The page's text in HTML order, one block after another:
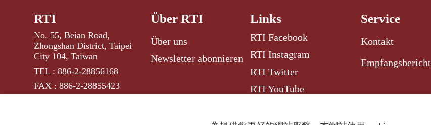
RTI
No. 55, Beian Road,
Zhongshan District, Taipei
City 104, Taiwan
TEL : 886-2-28856168
FAX : 886-2-28855423
Über RTI
Über uns
Newsletter abonnieren
Links
RTI Facebook
RTI Instagram
RTI Twitter
RTI YouTube
Service
Kontakt
Empfangsbericht